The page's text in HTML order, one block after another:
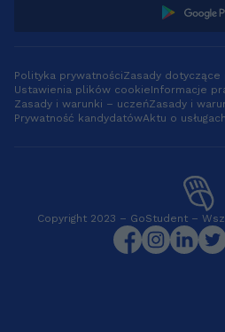
Polityka prywatnościZasady
Ustawienia plików cookieInformacje
Zasady i warunki – uczeńZasady i
Prywatność kandydatówAktu o
Copyright 2023 – GoStudent –